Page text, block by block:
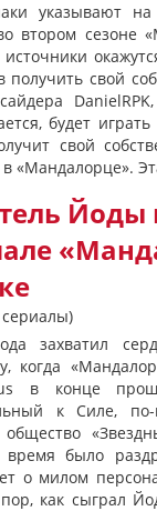
указывают
втором сезоне
источники
получить свой
будет
свой
«Мандалорце».
Йоды
захватил
когда
в конце
к Силе, по-
общество
время было
о милом
пор, как сыграл